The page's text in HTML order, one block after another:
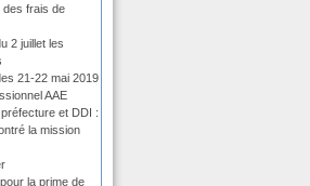
des frais de
2 juillet les
21-22 mai 2019
AAE
et DDI :
la mission
la prime de